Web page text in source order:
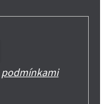
podmínkami